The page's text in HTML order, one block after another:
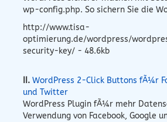
wp-config.php. So sichern Sie die
http://www.tisa-
optimierung.de/wordpress/
security-key/ - 48.6kb
II. WordPress 2-Click Buttons fÃ¼r
und Twitter
WordPress Plugin fÃ¼r mehr
Verwendung von Facebook, Google